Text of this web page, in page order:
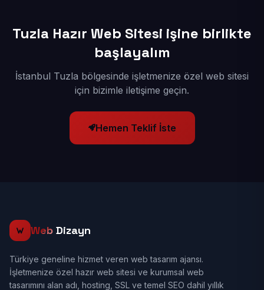
Tuzla Hazır Web Sitesi işine birlikte
başlayalım
İstanbul Tuzla bölgesinde işletmenize özel web sitesi
için bizimle iletişime geçin.
Hemen Teklif İste
Web Dizayn
Türkiye geneline hizmet veren web tasarım ajansı.
İşletmenize özel hazır web sitesi ve kurumsal web
tasarımını alan adı, hosting, SSL ve temel SEO dahil yıllık